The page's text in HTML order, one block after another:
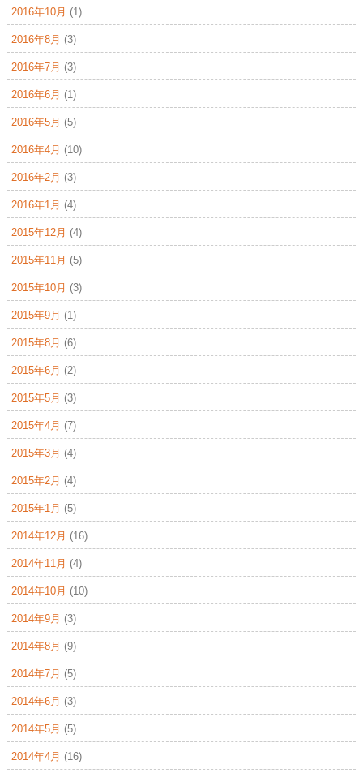
2016年10月 (1)
2016年8月 (3)
2016年7月 (3)
2016年6月 (1)
2016年5月 (5)
2016年4月 (10)
2016年2月 (3)
2016年1月 (4)
2015年12月 (4)
2015年11月 (5)
2015年10月 (3)
2015年9月 (1)
2015年8月 (6)
2015年6月 (2)
2015年5月 (3)
2015年4月 (7)
2015年3月 (4)
2015年2月 (4)
2015年1月 (5)
2014年12月 (16)
2014年11月 (4)
2014年10月 (10)
2014年9月 (3)
2014年8月 (9)
2014年7月 (5)
2014年6月 (3)
2014年5月 (5)
2014年4月 (16)